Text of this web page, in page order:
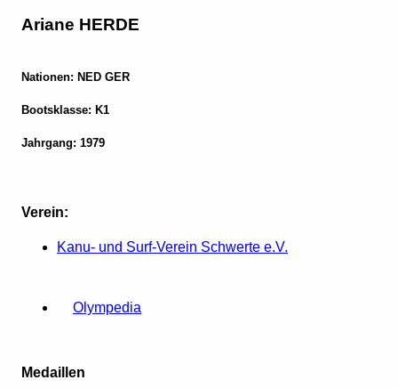
Ariane HERDE
Nationen: NED GER
Bootsklasse: K1
Jahrgang: 1979
Verein:
Kanu- und Surf-Verein Schwerte e.V.
Olympedia
Medaillen